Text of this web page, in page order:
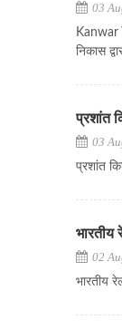
03
Kanwar
निकास
प्रशांत
03
प्रशांत
02
भारतीय